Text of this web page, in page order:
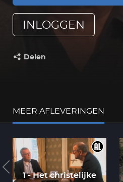
INLOGGEN
Delen
MEER AFLEVERINGEN
1 - Het christelijke